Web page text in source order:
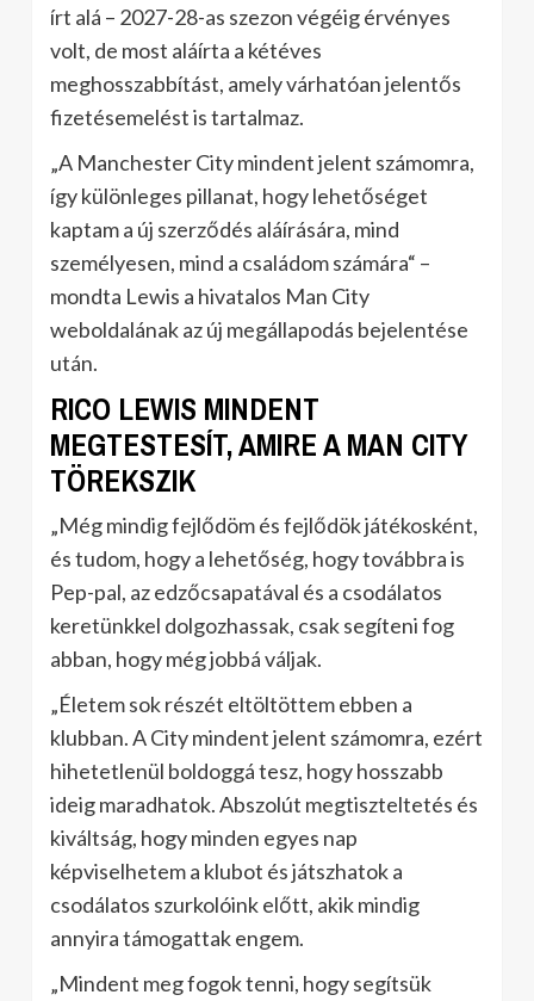
írt alá – 2027-28-as szezon végéig érvényes
volt, de most aláírta a kétéves
meghosszabbítást, amely várhatóan jelentős
fizetésemelést is tartalmaz.
„A Manchester City mindent jelent számomra,
így különleges pillanat, hogy lehetőséget
kaptam a új szerződés aláírására, mind
személyesen, mind a családom számára“ –
mondta Lewis a hivatalos Man City
weboldalának az új megállapodás bejelentése
után.
RICO LEWIS MINDENT
MEGTESTESÍT, AMIRE A MAN CITY
TÖREKSZIK
„Még mindig fejlődöm és fejlődök játékosként,
és tudom, hogy a lehetőség, hogy továbbra is
Pep-pal, az edzőcsapatával és a csodálatos
keretünkkel dolgozhassak, csak segíteni fog
abban, hogy még jobbá váljak.
„Életem sok részét eltöltöttem ebben a
klubban. A City mindent jelent számomra, ezért
hihetetlenül boldoggá tesz, hogy hosszabb
ideig maradhatok. Abszolút megtiszteltetés és
kiváltság, hogy minden egyes nap
képviselhetem a klubot és játszhatok a
csodálatos szurkolóink előtt, akik mindig
annyira támogattak engem.
„Mindent meg fogok tenni, hogy segítsük